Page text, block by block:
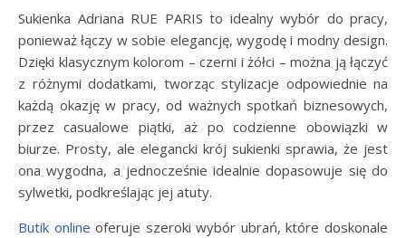
Sukienka Adriana RUE PARIS to idealny wybór do pracy,
ponieważ łączy w sobie elegancję, wygodę i modny design.
Dzięki klasycznym kolorom – czerni i żółci – można ją łączyć
z różnymi dodatkami, tworząc stylizacje odpowiednie na
każdą okazję w pracy, od ważnych spotkań biznesowych,
przez casualowe piątki, aż po codzienne obowiązki w
biurze. Prosty, ale elegancki krój sukienki sprawia, że jest
ona wygodna, a jednocześnie idealnie dopasowuje się do
sylwetki, podkreślając jej atuty.
Butik online oferuje szeroki wybór ubrań, które doskonale